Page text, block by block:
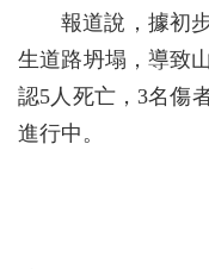
報道說，據初
生道路坍塌，導致
認5人死亡，3名傷
進行中。